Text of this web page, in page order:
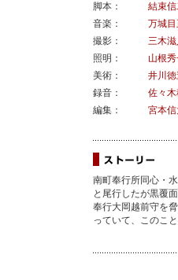
脚本：
結束信
音楽：
万城目
撮影：
三木滋
照明：
山根秀
美術：
井川徳
録音：
佐々
編集：
宮本
南町奉行所同心・
と尾行したが黒覆
奉行大岡越前守を
っていて、このこ